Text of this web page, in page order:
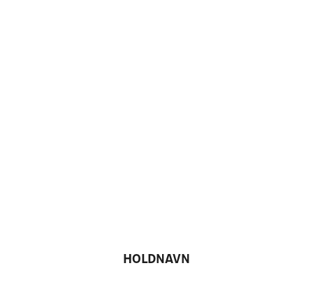
HOLDNAVN